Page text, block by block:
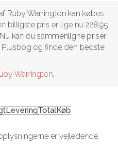
Ruby Warrington kan købes
billigste pris er lige nu 228,95
kan du sammenligne priser
Plusbog og finde den bedste
Warrington
LeveringTotalKøb
er vejledende.